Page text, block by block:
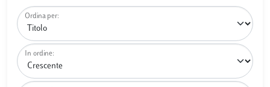
Ordina per:
In ordine: